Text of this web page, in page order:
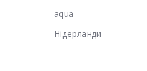
aqua
Нідерланди